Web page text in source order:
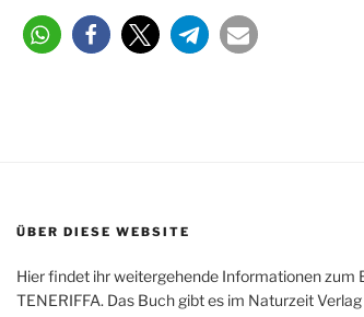
ÜBER DIESE WEBSITE
Hier findet ihr weitergehende Informationen zum
TENERIFFA. Das Buch gibt es im Naturzeit